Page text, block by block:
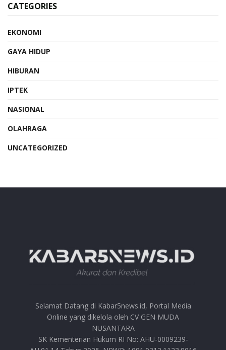
CATEGORIES
EKONOMI
GAYA HIDUP
HIBURAN
IPTEK
NASIONAL
OLAHRAGA
UNCATEGORIZED
Selamat Datang di Kabar5news.id, Portal Media
Online yang dikelola oleh CV GEN MUDA
NUSANTARA
SK Kementerian Hukum RI No: AHU-0009239-